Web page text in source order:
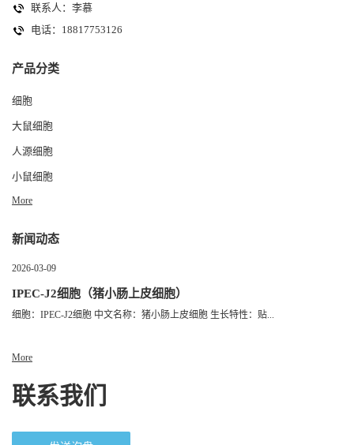
联系人：李慕
电话：18817753126
产品分类
细胞
大鼠细胞
人源细胞
小鼠细胞
More
新闻动态
2026-03-09
IPEC-J2细胞（猪小肠上皮细胞）
细胞：IPEC-J2细胞 中文名称：猪小肠上皮细胞 生长特性：贴...
More
联系我们